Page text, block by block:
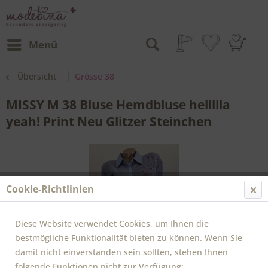
Menü
Übersicht Grösse 38
MISSY M 38 Bluse Hemdbluse helllila
yeah! Print Neu Glitzer Steinchen
Cookie-Richtlinien
Diese Website verwendet Cookies, um Ihnen die
bestmögliche Funktionalität bieten zu können. Wenn Sie
damit nicht einverstanden sein sollten, stehen Ihnen